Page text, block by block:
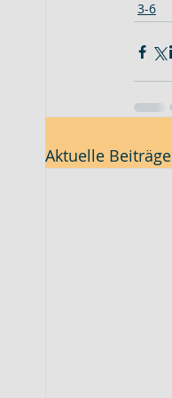
3-6
Aktuelle Beiträge